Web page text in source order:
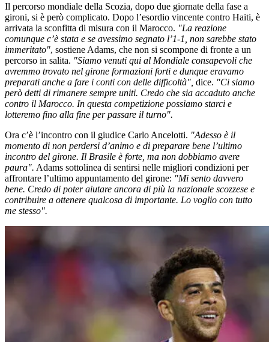
Il percorso mondiale della Scozia, dopo due giornate della fase a
gironi, si è però complicato. Dopo l’esordio vincente contro Haiti, è
arrivata la sconfitta di misura con il Marocco. "La reazione
comunque c’è stata e se avessimo segnato l’1-1, non sarebbe stato
immeritato", sostiene Adams, che non si scompone di fronte a un
percorso in salita. "Siamo venuti qui al Mondiale consapevoli che
avremmo trovato nel girone formazioni forti e dunque eravamo
preparati anche a fare i conti con delle difficoltà", dice. "Ci siamo
però detti di rimanere sempre uniti. Credo che sia accaduto anche
contro il Marocco. In questa competizione possiamo starci e
lotteremo fino alla fine per passare il turno".
Ora c’è l’incontro con il giudice Carlo Ancelotti. "Adesso è il
momento di non perdersi d’animo e di preparare bene l’ultimo
incontro del girone. Il Brasile è forte, ma non dobbiamo avere
paura". Adams sottolinea di sentirsi nelle migliori condizioni per
affrontare l’ultimo appuntamento del girone: "Mi sento davvero
bene. Credo di poter aiutare ancora di più la nazionale scozzese e
contribuire a ottenere qualcosa di importante. Lo voglio con tutto
me stesso".